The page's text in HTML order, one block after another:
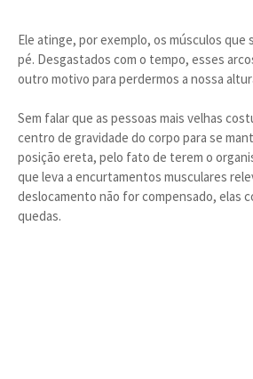
Ele atinge, por exemplo, os músculos que
pé. Desgastados com o tempo, esses
outro motivo para perdermos a nossa
Sem falar que as pessoas mais velhas
centro de gravidade do corpo para se
posição ereta, pelo fato de terem o
que leva a encurtamentos musculares
deslocamento não for compensado, elas
quedas.